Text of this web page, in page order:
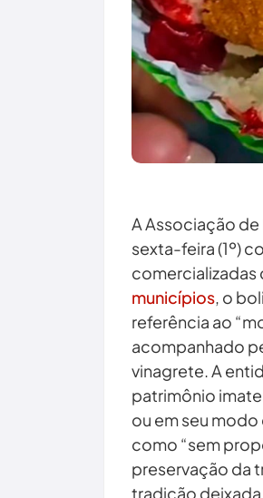
A Associação de
sexta-feira (1º)
comercializadas
municípios, o
referência ao
acompanhado
vinagrete. A
patrimônio
ou em seu
como “sem
preservação da
tradição deixada